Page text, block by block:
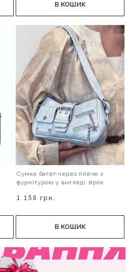
В КОШИК
Сумка багет через плече з
фурнітурою у вигляді зірок
1 158 грн.
В КОШИК